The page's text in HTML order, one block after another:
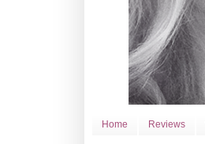
Home Reviews